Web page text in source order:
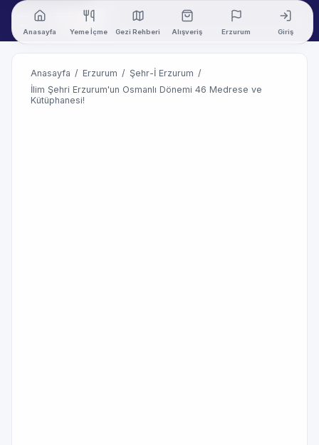
Anasayfa Yeme İçme Gezi Rehberi Alışveriş Erzurum Giriş
Anasayfa / Erzurum / Şehr-İ Erzurum /
İlim Şehri Erzurum'un Osmanlı Dönemi 46 Medrese ve
Kütüphanesi!